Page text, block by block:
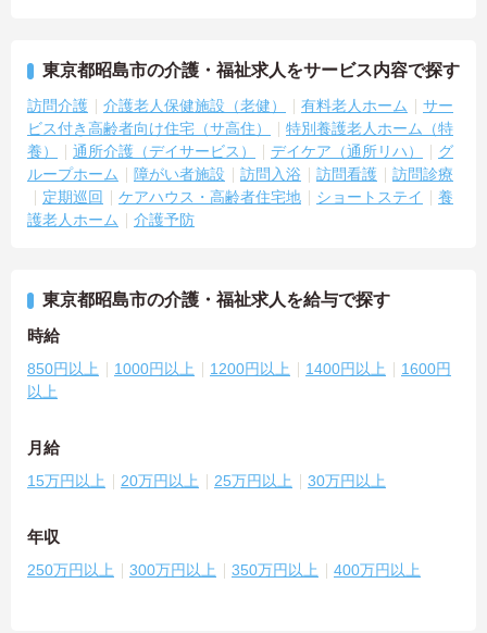
東京都昭島市の介護・福祉求人をサービス内容で探す
訪問介護 介護老人保健施設（老健） 有料老人ホーム
サー
ビス付き高齢者向け住宅（サ高住）
特別養護老人ホーム（特
養）
通所介護（デイサービス） デイケア（通所リハ）
グ
ループホーム
障がい者施設 訪問入浴 訪問看護
訪問診療
定期巡回
ケアハウス・高齢者住宅地 ショートステイ
養
護老人ホーム
介護予防
東京都昭島市の介護・福祉求人を給与で探す
時給
850円以上 1000円以上 1200円以上 1400円以上
1600円
以上
月給
15万円以上 20万円以上 25万円以上 30万円以上
年収
250万円以上 300万円以上 350万円以上 400万円以上